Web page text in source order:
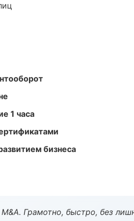
1 часа
бизнеса
Грамотно, быстро, без